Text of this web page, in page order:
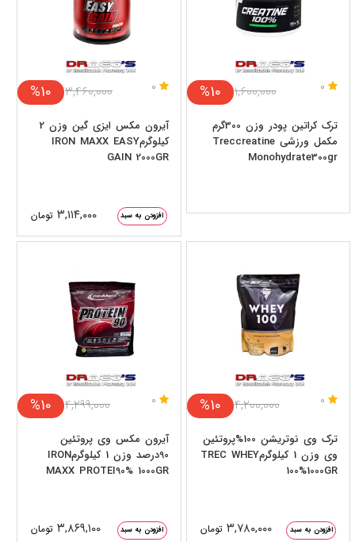
0
%10 ۱,۶۰۰,۰۰۰
ترک کراتین پودر وزن 300گرم
مکمل ورزشی Treccreatine
Monohydrate300gr
0
%10 ۳,۴۶۰,۰۰۰
آیرون مکس ایزی گین وزن 2
کیلوگرمIRON MAXX EASY
GAIN 2000GR
افزودن به سبد ۳,۱۱۴,۰۰۰ تومان
0
%10 ۴,۲۰۰,۰۰۰
ترک وی نوتریشن 100%پروتئین
وی وزن 1 کیلوگرمTREC WHEY
100%1000GR
افزودن به سبد ۳,۷۸۰,۰۰۰ تومان
0
%10 ۴,۲۹۹,۰۰۰
آیرون مکس وی پروتئین
90درصد وزن 1 کیلوگرمIRON
MAXX PROTEI90% 1000GR
افزودن به سبد ۳,۸۶۹,۱۰۰ تومان